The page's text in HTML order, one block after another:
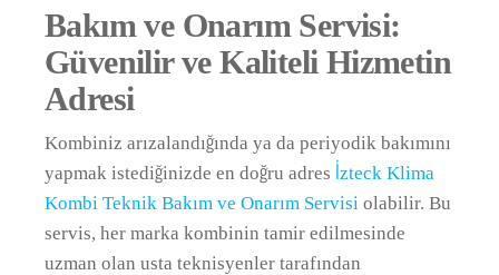
Bakım ve Onarım Servisi:
Güvenilir ve Kaliteli Hizmetin
Adresi
Kombiniz arızalandığında ya da periyodik bakımını
yapmak istediğinizde en doğru adres İzteck Klima
Kombi Teknik Bakım ve Onarım Servisi olabilir. Bu
servis, her marka kombinin tamir edilmesinde
uzman olan usta teknisyenler tarafından